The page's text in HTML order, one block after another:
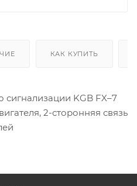
КАК КУПИТЬ
KGB FX–7
2-сторонняя связь